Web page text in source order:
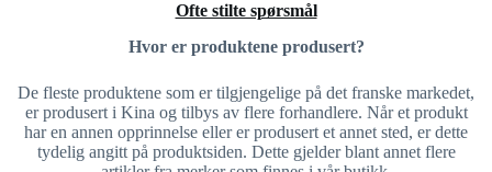
Ofte stilte spørsmål
Hvor er produktene produsert?
De fleste produktene som er tilgjengelige på det franske markedet,
er produsert i Kina og tilbys av flere forhandlere. Når et produkt
har en annen opprinnelse eller er produsert et annet sted, er dette
tydelig angitt på produktsiden. Dette gjelder blant annet flere